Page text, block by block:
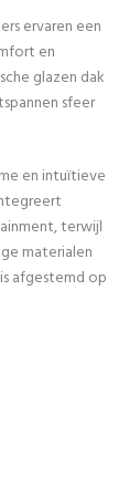
ervaren een
en
glazen dak
sfeer
en intuïtieve
terwijl
materialen
afgestemd op